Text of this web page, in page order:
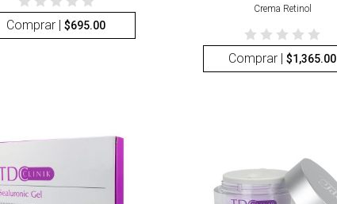
Comprar |$695.00
Crema Retinol
Comprar |$1,365.00